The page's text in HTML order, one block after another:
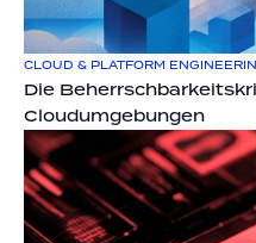
CLOUD & PLATFORM
Die
Cloudumgebungen